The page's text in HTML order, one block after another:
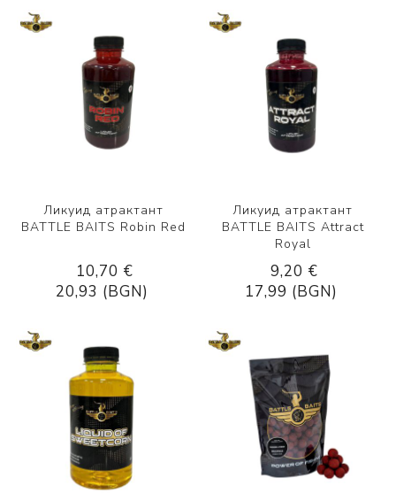
Ликуид атрактант
BATTLE BAITS Robin Red
10,70 €
20,93 (BGN)
Ликуид атрактант
BATTLE BAITS Attract
Royal
9,20 €
17,99 (BGN)